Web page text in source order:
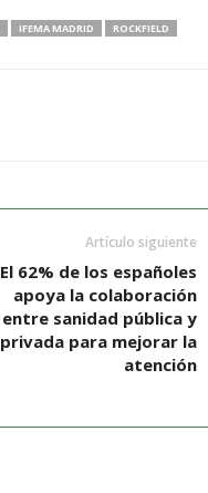
IFEMA MADRID
ROCKFIELD
Artículo siguiente
El 62% de los españoles
apoya la colaboración
entre sanidad pública y
privada para mejorar la
atención